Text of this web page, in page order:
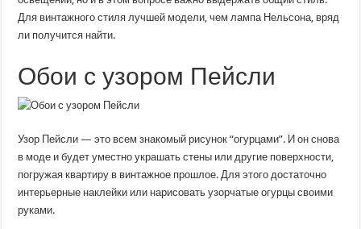
Для винтажного стиля лучшей модели, чем лампа Нельсона, вряд
ли получится найти.
Обои с узором Пейсли
Узор Пейсли — это всем знакомый рисунок “огурцами”. И он снова
в моде и будет уместно украшать стены или другие поверхности,
погружая квартиру в винтажное прошлое. Для этого достаточно
интерьерные наклейки или нарисовать узорчатые огурцы своими
руками.